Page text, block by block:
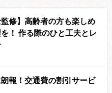
監修】高齢者の方も楽しめ
！ 作る際のひと工夫とレ
報！交通費の割引サービ